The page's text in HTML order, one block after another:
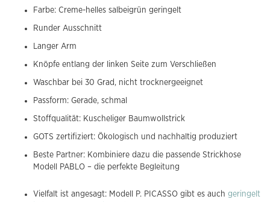
Farbe: Creme-helles salbeigrün geringelt
Runder Ausschnitt
Langer Arm
Knöpfe entlang der linken Seite zum Verschließen
Waschbar bei 30 Grad, nicht trocknergeeignet
Passform: Gerade, schmal
Stoffqualität: Kuscheliger Baumwollstrick
GOTS zertifiziert: Ökologisch und nachhaltig produziert
Beste Partner: Kombiniere dazu die passende Strickhose
Modell PABLO – die perfekte Begleitung
Vielfalt ist angesagt: Modell P. PICASSO gibt es auch geringelt